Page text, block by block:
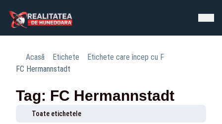
Acasă Etichete
Etichete care încep cu F
FC Hermannstadt
Tag: FC Hermannstadt
Toate etichetele